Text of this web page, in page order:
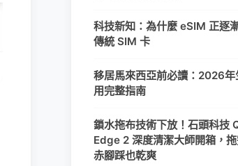
科技新知：為什麼 eSIM 正逐
傳統 SIM 卡
移居馬來西亞前必讀：2026年
用完整指南
鎖水拖布技術下放！石頭科技
Edge 2 深度清潔大師開箱，
赤腳踩也乾爽